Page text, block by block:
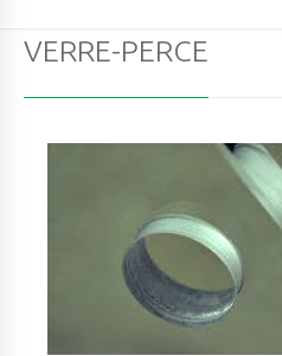
VERRE-PERCE